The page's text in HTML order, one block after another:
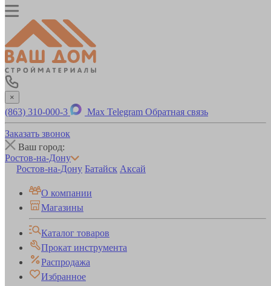
×
(863) 310-000-3 Max Telegram Обратная связь
Заказать звонок
Ваш город:
Ростов-на-Дону
Ростов-на-Дону Батайск Аксай
О компании
Магазины
Каталог товаров
Прокат инструмента
Распродажа
Избранное